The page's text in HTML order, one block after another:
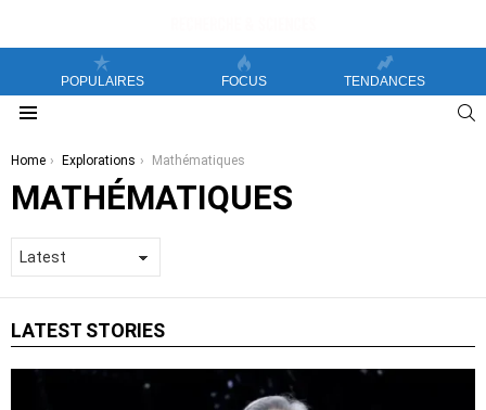
POPULAIRES FOCUS TENDANCES
You are here:
Home Explorations Mathématiques
MATHÉMATIQUES
LATEST STORIES